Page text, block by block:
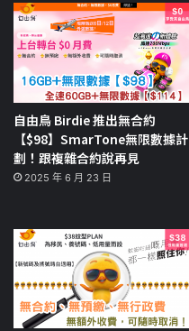
自由鳥 Birdie 推出無合約
【$98】SmarTone無限數據計
劃！跟複雜合約說再見
2025 年 6 月 23 日